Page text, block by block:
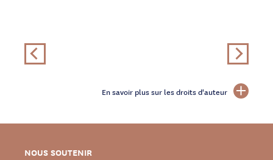
En savoir plus sur les droits d'auteur
NOUS SOUTENIR